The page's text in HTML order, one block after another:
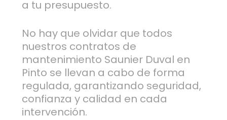
a tu presupuesto.
No hay que olvidar que todos
nuestros contratos de
mantenimiento Saunier Duval en
Pinto se llevan a cabo de forma
regulada, garantizando seguridad,
confianza y calidad en cada
intervención.